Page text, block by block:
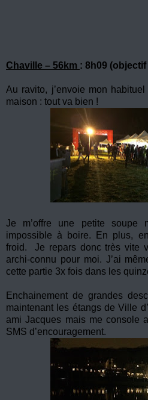
Chaville – 56km : 8h09 (objectif
Au ravito, j’envoie mon
maison : tout va bien !
Je m’offre une petite soupe
impossible à boire. En plus,
froid. Je repars donc très vite
archi-connu pour moi. J’ai
cette partie 3x fois dans les
Enchainement de grandes
maintenant les étangs de Ville
ami Jacques mais me console
SMS d’encouragement.